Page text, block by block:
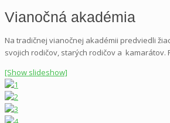
Vianočná akadémia
Na tradičnej vianočnej akadémii predviedli
svojich rodičov, starých rodičov a kamarátov.
[Show slideshow]